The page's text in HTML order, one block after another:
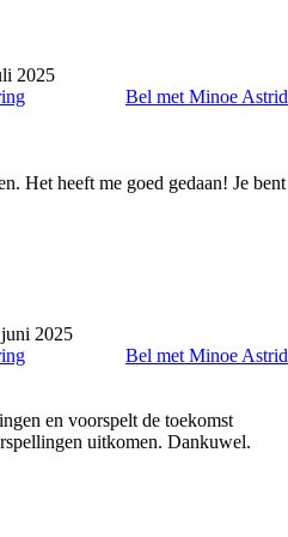
2025
Bel met Minoe Astrid
Het heeft me goed gedaan! Je bent
2025
Bel met Minoe Astrid
en voorspelt de toekomst
uitkomen. Dankuwel.